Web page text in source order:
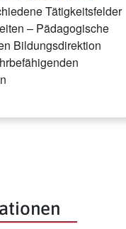
Tätigkeitsfelder
– Pädagogische
Bildungsdirektion